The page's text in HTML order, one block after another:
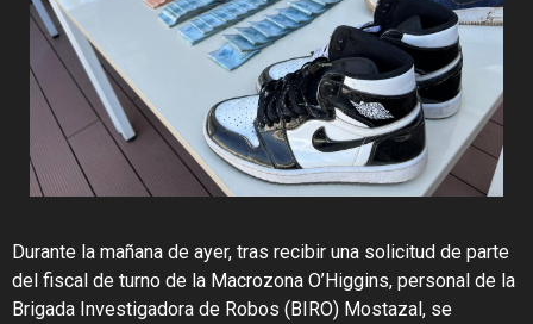
Durante la mañana de ayer, tras recibir una solicitud de parte
del fiscal de turno de la Macrozona O’Higgins, personal de la
Brigada Investigadora de Robos (BIRO) Mostazal, se